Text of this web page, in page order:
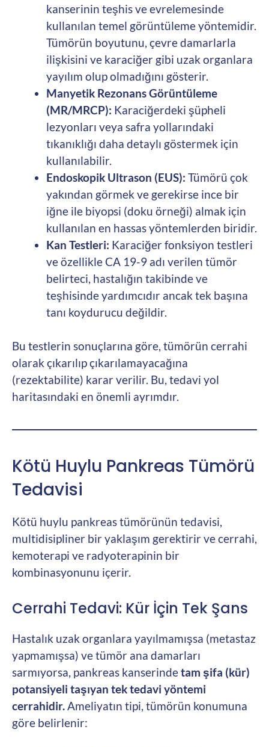
kanserinin teşhis ve evrelemesinde
kullanılan temel görüntüleme yöntemidir.
Tümörün boyutunu, çevre damarlarla
ilişkisini ve karaciğer gibi uzak organlara
yayılım olup olmadığını gösterir.
Manyetik Rezonans Görüntüleme
(MR/MRCP): Karaciğerdeki şüpheli
lezyonları veya safra yollarındaki
tıkanıklığı daha detaylı göstermek için
kullanılabilir.
Endoskopik Ultrason (EUS): Tümörü çok
yakından görmek ve gerekirse ince bir
iğne ile biyopsi (doku örneği) almak için
kullanılan en hassas yöntemlerden biridir.
Kan Testleri: Karaciğer fonksiyon testleri
ve özellikle CA 19-9 adı verilen tümör
belirteci, hastalığın takibinde ve
teşhisinde yardımcıdır ancak tek başına
tanı koydurucu değildir.
Bu testlerin sonuçlarına göre, tümörün cerrahi
olarak çıkarılıp çıkarılamayacağına
(rezektabilite) karar verilir. Bu, tedavi yol
haritasındaki en önemli ayrımdır.
Kötü Huylu Pankreas Tümörü
Tedavisi
Kötü huylu pankreas tümörünün tedavisi,
multidisipliner bir yaklaşım gerektirir ve cerrahi,
kemoterapi ve radyoterapinin bir
kombinasyonunu içerir.
Cerrahi Tedavi: Kür İçin Tek Şans
Hastalık uzak organlara yayılmamışsa (metastaz
yapmamışsa) ve tümör ana damarları
sarmıyorsa, pankreas kanserindetam şifa (kür)
potansiyeli taşıyan tek tedavi yöntemi
cerrahidir. Ameliyatın tipi, tümörün konumuna
göre belirlenir: